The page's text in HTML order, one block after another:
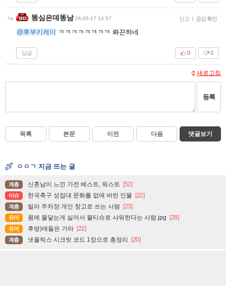
똥심은데똥남 26-05-17 13:57 신고 | 공감 확인
@후부키케이 ㅋㅋㅋㅋㅋㅋㅋㅋ 롸끈하네
답글 0
0
새로고침
등록
목록 본문 이전 다음 댓글보기
ㅇㅇㄱ 지금 뜨는 글
계층 신혼남이 느낀 가전 베스트, 워스트 [52]
이슈 한국축구 성접대 문화를 없애 버린 인물 [22]
계층 빌라 주차장 개인 창고로 쓰는 사람 [23]
유머 몸에 물닿는게 싫어서 물티슈로 샤워한다는 사람.jpg [28]
유머 후방)애들은 가라 [22]
계층 넷플릭스 시크릿 코드 1장으로 총정리 [20]